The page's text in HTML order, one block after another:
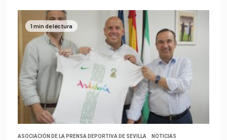
1 min de lectura
ASOCIACIÓN DE LA PRENSA DEPORTIVA DE SEVILLA NOTICIAS